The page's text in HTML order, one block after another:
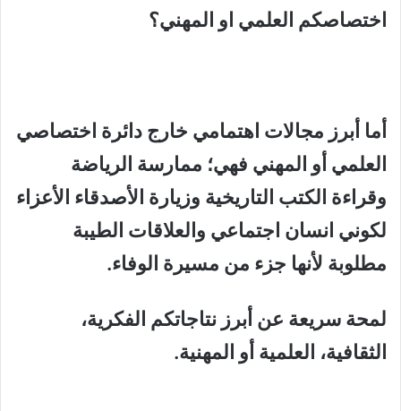
اختصاصكم العلمي او المهني؟
أما أبرز مجالات اهتمامي خارج دائرة اختصاصي
العلمي أو المهني فهي؛ ممارسة الرياضة
وقراءة الكتب التاريخية وزيارة الأصدقاء الأعزاء
لكوني انسان اجتماعي والعلاقات الطيبة
مطلوبة لأنها جزء من مسيرة الوفاء.
لمحة سريعة عن أبرز نتاجاتكم الفكرية،
الثقافية، العلمية أو المهنية.